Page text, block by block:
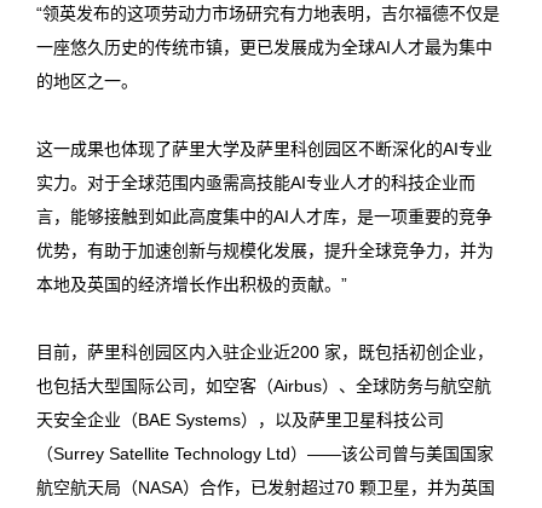
“领英发布的这项劳动力市场研究有力地表明，吉尔福德不仅是
一座悠久历史的传统市镇，更已发展成为全球AI人才最为集中
的地区之一。
这一成果也体现了萨里大学及萨里科创园区不断深化的AI专业
实力。对于全球范围内亟需高技能AI专业人才的科技企业而
言，能够接触到如此高度集中的AI人才库，是一项重要的竞争
优势，有助于加速创新与规模化发展，提升全球竞争力，并为
本地及英国的经济增长作出积极的贡献。”
目前，萨里科创园区内入驻企业近200 家，既包括初创企业，
也包括大型国际公司，如空客（Airbus）、全球防务与航空航
天安全企业（BAE Systems），以及萨里卫星科技公司
（Surrey Satellite Technology Ltd）——该公司曾与美国国家
航空航天局（NASA）合作，已发射超过70 颗卫星，并为英国